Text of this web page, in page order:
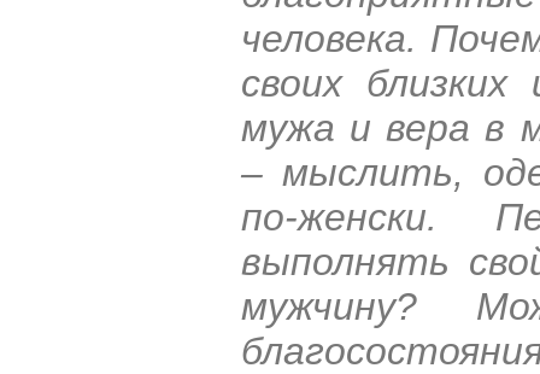
человека.
своих
мужа и вера в
– мыслить,
по-женски.
выполнять
мужчину?